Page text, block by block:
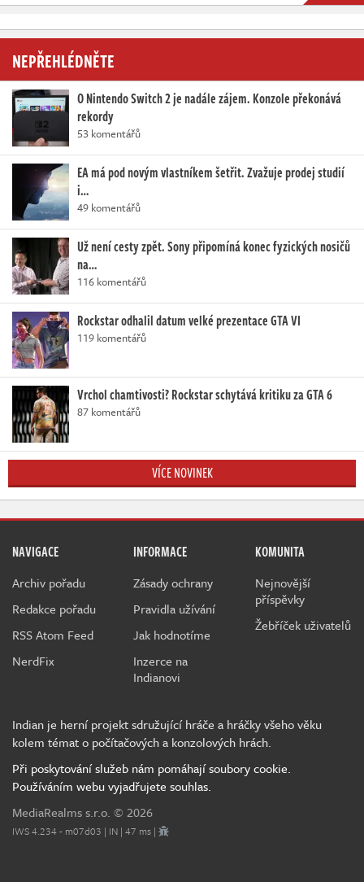
NEPŘEHLÉDNĚTE
O Nintendo Switch 2 je nadále zájem. Konzole překonává
rekordy
53 komentářů
EA má pod novým vlastníkem šetřit. Zvažuje prodej studií
i…
49 komentářů
Už není cesty zpět. Sony připomíná konec fyzických nosičů
na…
116 komentářů
Rockstar odhalil datum velké prezentace GTA VI
119 komentářů
Vrchol chamtivosti? Rockstar schytává kritiku za GTA 6
87 komentářů
VÍCE NOVINEK
NAVIGACE
Archiv pořadu
Redakce pořadu
RSS Atom Feed
NerdFix
INFORMACE
Zásady ochrany
Pravidla užívání
Jak hodnotíme
Inzerce na
Indianovi
KOMUNITA
Nejnovější
příspěvky
Žebříček uživatelů
Indian je herní projekt sdružující hráče a hráčky všeho věku
kolem témat o počítačových a konzolových hrách.
Při poskytování služeb nám pomáhají soubory cookie.
Používáním webu vyjadřujete souhlas.
MediaRealms s.r.o. © 2026
IWS 4.234 - m07d03 | IN | 47 ms |